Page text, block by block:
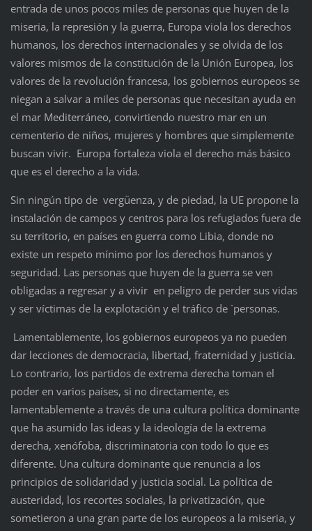
entrada de unos pocos miles de personas que huyen de la
miseria, la represión y la guerra, Europa viola los derechos
humanos, los derechos internacionales y se olvida de los
valores mismos de la constitución de la Unión Europea, los
valores de la revolución francesa, los gobiernos europeos se
niegan a salvar a miles de personas que necesitan ayuda en
el mar Mediterráneo, convirtiendo nuestro mar en un
cementerio de niños, mujeres y hombres que simplemente
buscan vivir. Europa fortaleza viola el derecho más básico
que es el derecho a la vida.
Sin ningún tipo de vergüenza, y de piedad, la UE propone la
instalación de campos y centros para los refugiados fuera de
su territorio, en países en guerra como Libia, donde no
existe un respeto mínimo por los derechos humanos y
seguridad. Las personas que huyen de la guerra se ven
obligadas a regresar y a vivir en peligro de perder sus vidas
y ser víctimas de la explotación y el tráfico de `personas.
Lamentablemente, los gobiernos europeos ya no pueden
dar lecciones de democracia, libertad, fraternidad y justicia.
Lo contrario, los partidos de extrema derecha toman el
poder en varios países, si no directamente, es
lamentablemente a través de una cultura política dominante
que ha asumido las ideas y la ideología de la extrema
derecha, xenófoba, discriminatoria con todo lo que es
diferente. Una cultura dominante que renuncia a los
principios de solidaridad y justicia social. La política de
austeridad, los recortes sociales, la privatización, que
sometieron a una gran parte de los europeos a la miseria, y